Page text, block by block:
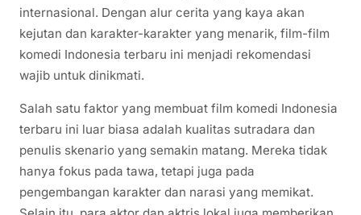
internasional. Dengan alur cerita yang kaya akan
kejutan dan karakter-karakter yang menarik, film-film
komedi Indonesia terbaru ini menjadi rekomendasi
wajib untuk dinikmati.
Salah satu faktor yang membuat film komedi Indonesia
terbaru ini luar biasa adalah kualitas sutradara dan
penulis skenario yang semakin matang. Mereka tidak
hanya fokus pada tawa, tetapi juga pada
pengembangan karakter dan narasi yang memikat.